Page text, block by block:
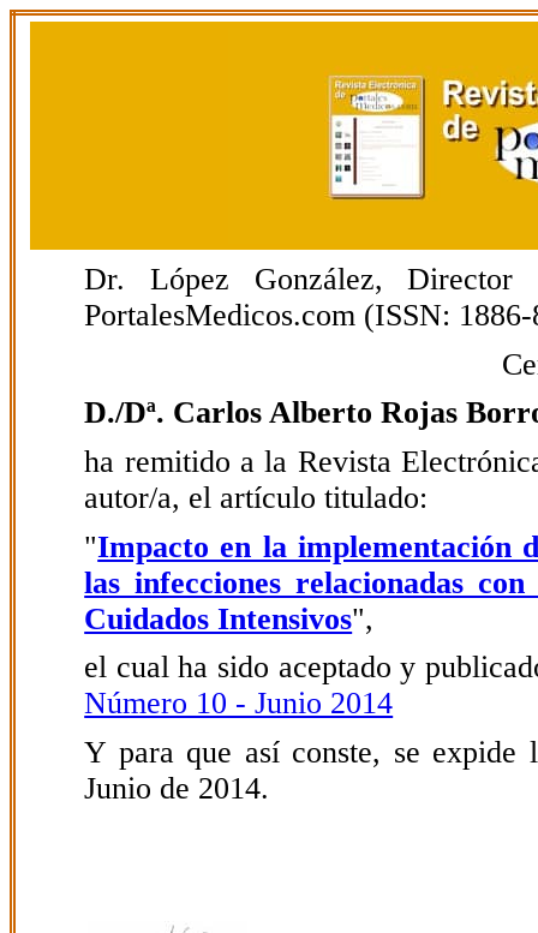
Dr. López González,
PortalesMedicos.com (ISSN:
D./Dª. Carlos Alberto Rojas
ha remitido a la Revista
autor/a, el artículo titulado:
"Impacto en la implementación
las infecciones relacionadas
Cuidados Intensivos",
el cual ha sido aceptado y
Número 10 - Junio 2014
Y para que así conste, se
Junio de 2014.